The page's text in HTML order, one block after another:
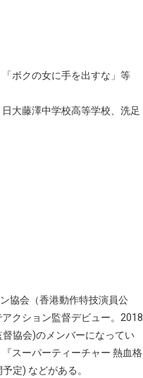
ボクの女に手を出すな」等
大藤澤中学校高等学校、洗足
協会（香港動作特技演員公
クション監督デビュー。2018
協会)のメンバーになってい
スーパーティーチャー 熱血格
定) などがある。